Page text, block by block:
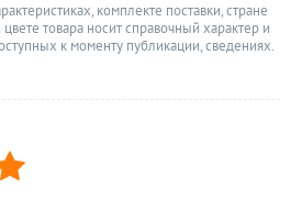
комплекте поставки, стране
товара носит справочный характер и
к моменту публикации, сведениях.